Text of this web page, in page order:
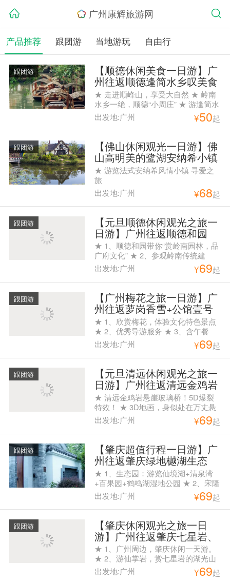
广州康辉旅游网
产品推荐 跟团游 当地游玩 自由行
跟团游 【顺德休闲美食一日游】广
州往返顺德逢简水乡叹美食
一日纯玩游
★ 走进顺峰山，享受大自然 ★ 岭南
水乡一绝，顺德“小周庄” ★ 游逢简水
乡，寻你记忆中的小桥流水人家！ ★
寻味粤菜四大天王之一的特色地道顺
德美食 ★ 品质纯玩团，绝不走购物
点
出发地:广州 ¥50起
跟团游 【佛山休闲观光一日游】佛
山高明美的鹭湖安纳希小镇
纯玩1天游
★ 游览法式安纳希风情小镇 寻爱之
旅
出发地:广州
¥68起
跟团游 【元旦顺德休闲观光之旅一
日游】广州往返顺德和园
+天宝豪庭一天游
★ 1、顺德和园带你“赏岭南园林，品
广府文化” ★ 2、参观岭南传统建
筑，品尝顺德美食 ★ 3、优秀导游服
务
出发地:广州 ¥69起
跟团游 【广州梅花之旅一日游】广
州往返萝岗香雪+公馆壹号
一天游
★ 1、欣赏梅花，体验文化特色景点
★ 2、优秀导游服务 ★ 3、含午餐
出发地:广州
¥69起
跟团游 【元旦清远休闲观光之旅一
日游】广州往返清远金鸡岩
玻璃桥+马术表演+龙袍美食
广场+时光隧道一天游
★ 清远金鸡岩悬崖玻璃桥！5D爆裂
特效！ ★ 3D地画，身似处在万丈悬
崖，拍照首选。 ★ 俄罗斯马术表
演，策马奔腾，观赏俄罗斯骑手高难
度马术动作。 ★ 08：00白云公园A出
口集合，08:45花都人民公园A出口集
合。
出发地:广州 ¥69起
跟团游 【肇庆超值行程一日游】广
州往返肇庆绿地樾湖生态
城、宋隆小镇花世界旅游度
假岛含一正餐纯玩一天游
★ 1、生态园：游览仙境湖+清泉湾
+百果园+鹤鸣湖湿地公园 ★ 2、宋隆
小镇：最原始的生态环境、花的世界
和天堂、在这里越任性越好玩！ ★
3、花世界四季花林+动物乐园+奇趣
马戏表演+水杉林欢乐谷+滨水机动乐
园等游戏项目园内任玩！ ★ 4、午餐
专享肇庆特色美食
出发地:广州 ¥69起
跟团游 【肇庆休闲观光之旅一日
游】广州往返肇庆七星岩、
仙掌岩、鼎湖府、星湖绿道
一天游
★ 1、广州周边，肇庆休闲一天游。
★ 2、游仙掌岩，赏七星岩的湖光山
色。 ★ 3、游览中国至美绿道“星湖
绿道” ★ 4、含午餐
出发地:广州 ¥69起